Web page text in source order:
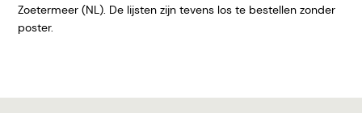
Zoetermeer (NL). De lijsten zijn tevens los te bestellen zonder
poster.